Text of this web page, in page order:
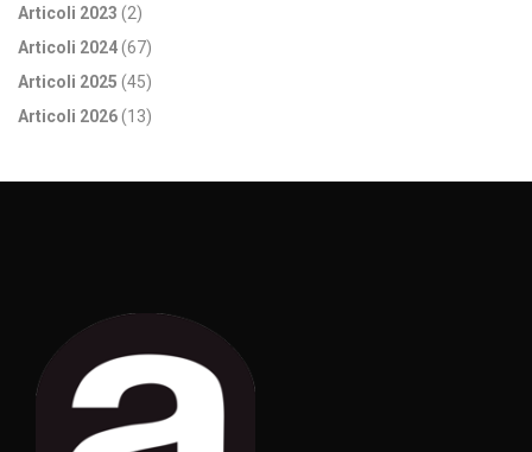
Articoli 2023 (2)
Articoli 2024(67)
Articoli 2025 (45)
Articoli 2026(13)